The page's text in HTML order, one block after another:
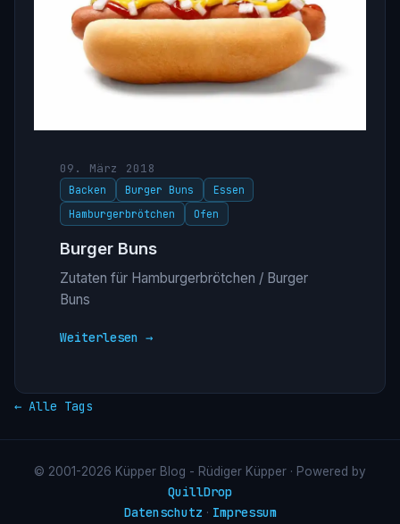
09. März 2018
Backen Burger Buns
Essen
Hamburgerbrötchen
Ofen
Burger Buns
Zutaten für Hamburgerbrötchen / Burger
Buns
Weiterlesen →
← Alle Tags
© 2001-2026 Küpper Blog - Rüdiger Küpper · Powered by
QuillDrop
Datenschutz · Impressum